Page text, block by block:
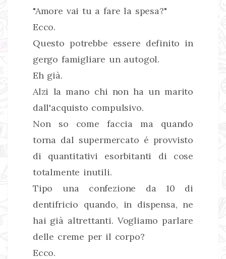
"Amore vai tu a fare la spesa?"
Ecco.
Questo potrebbe essere definito in
gergo famigliare un autogol.
Eh già.
Alzi la mano chi non ha un marito
dall'acquisto compulsivo.
Non so come faccia ma quando
torna dal supermercato é provvisto
di quantitativi esorbitanti di cose
totalmente inutili.
Tipo una confezione da 10 di
dentifricio quando, in dispensa, ne
hai già altrettanti. Vogliamo parlare
delle creme per il corpo?
Ecco.